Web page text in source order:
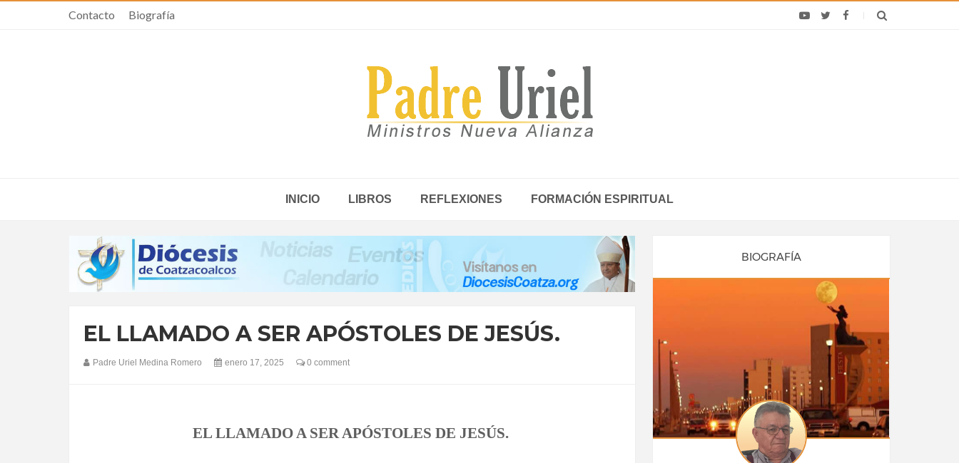
Contacto Biografía
INICIO LIBROS REFLEXIONES FORMACIÓN ESPIRITUAL
EL LLAMADO A SER APÓSTOLES DE JESÚS.
Padre Uriel Medina Romero enero 17, 2025 0 comment
EL LLAMADO A SER APÓSTOLES DE JESÚS.
BIOGRAFÍA